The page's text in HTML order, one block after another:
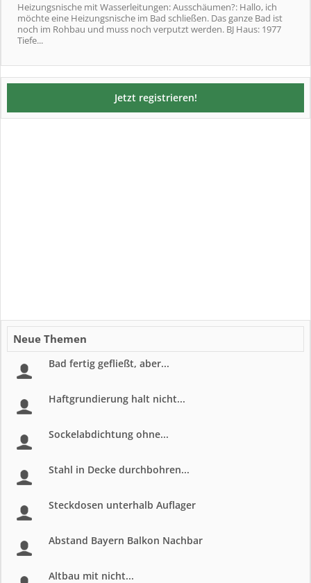
Heizungsnische mit Wasserleitungen: Ausschäumen?: Hallo, ich
möchte eine Heizungsnische im Bad schließen. Das ganze Bad ist
noch im Rohbau und muss noch verputzt werden. BJ Haus: 1977
Tiefe...
Jetzt registrieren!
Neue Themen
Bad fertig gefließt, aber...
Haftgrundierung halt nicht...
Sockelabdichtung ohne...
Stahl in Decke durchbohren...
Steckdosen unterhalb Auflager
Abstand Bayern Balkon Nachbar
Altbau mit nicht...